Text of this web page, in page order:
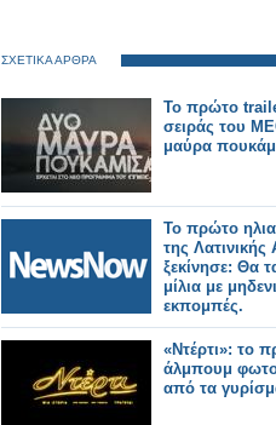
ΣΧΕΤΙΚΑ ΑΡΘΡΑ
Το πρώτο
σειράς του
μαύρα
Το πρώτο
της Λατινικής
ξεκίνησε: Θα
μίλια με
εκπομπές.
«Ντέρτι»: το
άλμπουμ
από τα